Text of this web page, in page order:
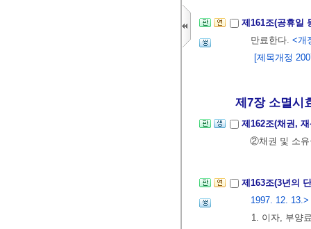
제161조(공휴일
만료한다. <개
[제목개정
제7장 소멸시
제162조(채권,
②채권 및 소유
제163조(3년의
1997. 12. 13.>
1. 이자, 부양